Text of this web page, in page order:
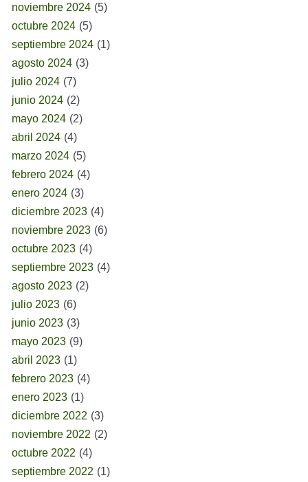
noviembre 2024 (5)
octubre 2024 (5)
septiembre 2024 (1)
agosto 2024 (3)
julio 2024 (7)
junio 2024 (2)
mayo 2024 (2)
abril 2024 (4)
marzo 2024 (5)
febrero 2024 (4)
enero 2024 (3)
diciembre 2023 (4)
noviembre 2023 (6)
octubre 2023 (4)
septiembre 2023 (4)
agosto 2023 (2)
julio 2023 (6)
junio 2023 (3)
mayo 2023 (9)
abril 2023 (1)
febrero 2023 (4)
enero 2023 (1)
diciembre 2022 (3)
noviembre 2022 (2)
octubre 2022 (4)
septiembre 2022 (1)